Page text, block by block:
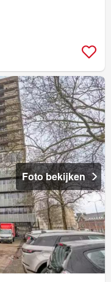
Foto bekijken